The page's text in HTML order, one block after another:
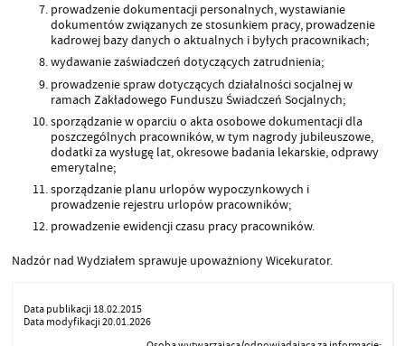
prowadzenie dokumentacji personalnych, wystawianie
dokumentów związanych ze stosunkiem pracy, prowadzenie
kadrowej bazy danych o aktualnych i byłych pracownikach;
wydawanie zaświadczeń dotyczących zatrudnienia;
prowadzenie spraw dotyczących działalności socjalnej w
ramach Zakładowego Funduszu Świadczeń Socjalnych;
sporządzanie w oparciu o akta osobowe dokumentacji dla
poszczególnych pracowników, w tym nagrody jubileuszowe,
dodatki za wysługę lat, okresowe badania lekarskie, odprawy
emerytalne;
sporządzanie planu urlopów wypoczynkowych i
prowadzenie rejestru urlopów pracowników;
prowadzenie ewidencji czasu pracy pracowników.
Nadzór nad Wydziałem sprawuje upoważniony Wicekurator.
Data publikacji 18.02.2015
Data modyfikacji 20.01.2026